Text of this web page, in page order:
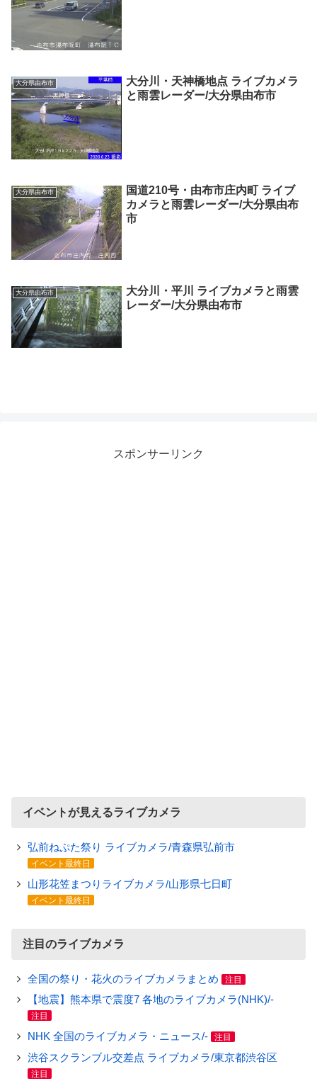
大分県由布市
大分川・天神橋地点 ライブカメラ
と雨雲レーダー/大分県由布市
大分県由布市
国道210号・由布市庄内町 ライブ
カメラと雨雲レーダー/大分県由布
市
大分県由布市
大分川・平川 ライブカメラと雨雲
レーダー/大分県由布市
スポンサーリンク
イベントが見えるライブカメラ
弘前ねぷた祭り ライブカメラ/青森県弘前市
イベント最終日
山形花笠まつりライブカメラ/山形県七日町
イベント最終日
注目のライブカメラ
全国の祭り・花火のライブカメラまとめ 注目
【地震】熊本県で震度7 各地のライブカメラ(NHK)/-
注目
NHK 全国のライブカメラ・ニュース/- 注目
渋谷スクランブル交差点 ライブカメラ/東京都渋谷区
注目